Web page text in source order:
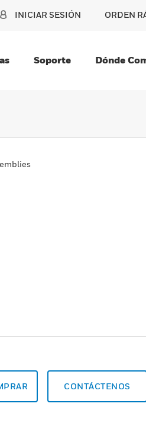
INICIAR SESIÓN ORDEN
Soporte Dónde
CONTÁCTENOS